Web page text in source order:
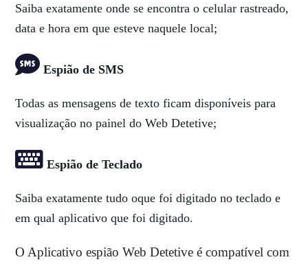
Saiba exatamente onde se encontra o celular rastreado,
data e hora em que esteve naquele local;
Espião de SMS
Todas as mensagens de texto ficam disponíveis para
visualização no painel do Web Detetive;
Espião de Teclado
Saiba exatamente tudo oque foi digitado no teclado e
em qual aplicativo que foi digitado.
O Aplicativo espião Web Detetive é compatível com